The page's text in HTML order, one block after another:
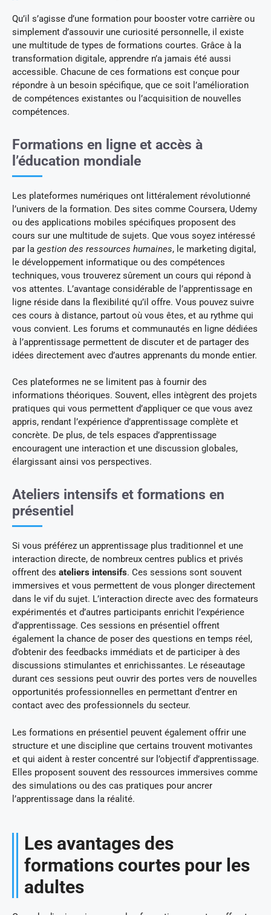
Qu’il s’agisse d’une formation pour booster votre carrière ou
simplement d’assouvir une curiosité personnelle, il existe
une multitude de types de formations courtes. Grâce à la
transformation digitale, apprendre n’a jamais été aussi
accessible. Chacune de ces formations est conçue pour
répondre à un besoin spécifique, que ce soit l’amélioration
de compétences existantes ou l’acquisition de nouvelles
compétences.
Formations en ligne et accès à
l’éducation mondiale
Les plateformes numériques ont littéralement révolutionné
l’univers de la formation. Des sites comme Coursera, Udemy
ou des applications mobiles spécifiques proposent des
cours sur une multitude de sujets. Que vous soyez intéressé
par la gestion des ressources humaines, le marketing digital,
le développement informatique ou des compétences
techniques, vous trouverez sûrement un cours qui répond à
vos attentes. L’avantage considérable de l’apprentissage en
ligne réside dans la flexibilité qu’il offre. Vous pouvez suivre
ces cours à distance, partout où vous êtes, et au rythme qui
vous convient. Les forums et communautés en ligne dédiées
à l’apprentissage permettent de discuter et de partager des
idées directement avec d’autres apprenants du monde entier.
Ces plateformes ne se limitent pas à fournir des
informations théoriques. Souvent, elles intègrent des projets
pratiques qui vous permettent d’appliquer ce que vous avez
appris, rendant l’expérience d’apprentissage complète et
concrète. De plus, de tels espaces d’apprentissage
encouragent une interaction et une discussion globales,
élargissant ainsi vos perspectives.
Ateliers intensifs et formations en
présentiel
Si vous préférez un apprentissage plus traditionnel et une
interaction directe, de nombreux centres publics et privés
offrent des ateliers intensifs. Ces sessions sont souvent
immersives et vous permettent de vous plonger directement
dans le vif du sujet. L’interaction directe avec des formateurs
expérimentés et d’autres participants enrichit l’expérience
d’apprentissage. Ces sessions en présentiel offrent
également la chance de poser des questions en temps réel,
d’obtenir des feedbacks immédiats et de participer à des
discussions stimulantes et enrichissantes. Le réseautage
durant ces sessions peut ouvrir des portes vers de nouvelles
opportunités professionnelles en permettant d’entrer en
contact avec des professionnels du secteur.
Les formations en présentiel peuvent également offrir une
structure et une discipline que certains trouvent motivantes
et qui aident à rester concentré sur l’objectif d’apprentissage.
Elles proposent souvent des ressources immersives comme
des simulations ou des cas pratiques pour ancrer
l’apprentissage dans la réalité.
Les avantages des
formations courtes pour les
adultes